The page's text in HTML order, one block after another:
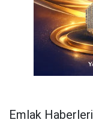
Emlak Haberleri